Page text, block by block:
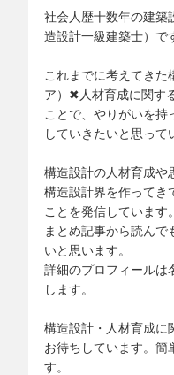
社会人歴十数年の建築
造設計一級建築士）で
これまでに考えてきた
ア）✖人材育成に関す
ことで、やりがいを持
していきたいと思って
構造設計の人材育成や
構造設計界を作ってき
ことを発信しています。
まとめ記事から読んで
いと思います。
詳細のプロフィールは
します。
構造設計・人材育成に
お待ちしています。簡
す。